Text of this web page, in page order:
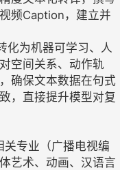
频Caption，建立并
化为机器可学习、人
空间关系、动作轨
确保文本数据在句式
，直接提升模型对复
关专业（广播电视编
艺术、动画、汉语言